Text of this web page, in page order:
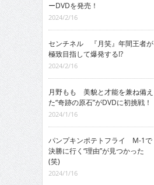
ーDVDを発売！
2024/2/16
センチネル 『月笑』年間王者が
極致目指して爆発する!?
2024/2/16
月野もも 美貌と才能を兼ね備え
た“奇跡の原石”がDVDに初挑戦！
2024/1/16
パンプキンポテトフライ M-1で
決勝に行く“理由”が見つかった
(笑)
2024/1/16